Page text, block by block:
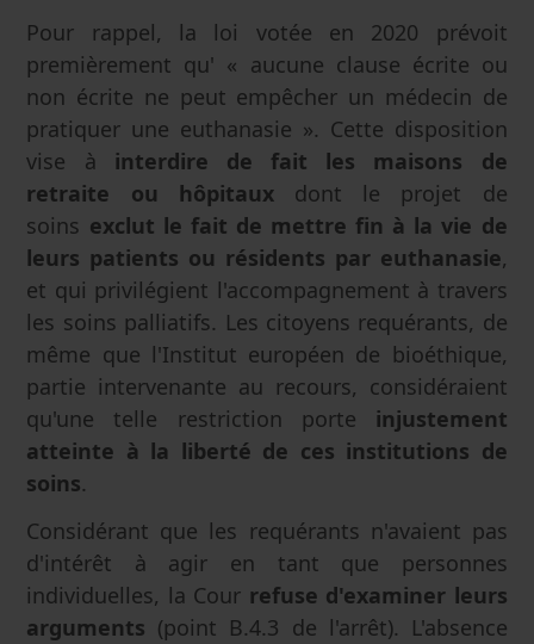
Pour rappel, la loi votée en 2020 prévoit
premièrement qu' « aucune clause écrite ou
non écrite ne peut empêcher un médecin de
pratiquer une euthanasie ». Cette disposition
vise à interdire de fait les maisons de
retraite ou hôpitauxdont le projet de
soins exclut le fait de mettre fin à la vie de
leurs patients ou résidents par euthanasie,
et qui privilégient l'accompagnement à travers
les soins palliatifs. Les citoyens requérants, de
même que l'Institut européen de bioéthique,
partie intervenante au recours, considéraient
qu'une telle restriction porte
injustement
atteinte à la liberté de ces institutions de
soins.
Considérant que les requérants n'avaient pas
d'intérêt à agir en tant que personnes
individuelles, la Cour refuse d'examiner leurs
arguments (point B.4.3 de l'arrêt). L'absence